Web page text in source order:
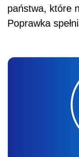
państwa, które
Poprawka